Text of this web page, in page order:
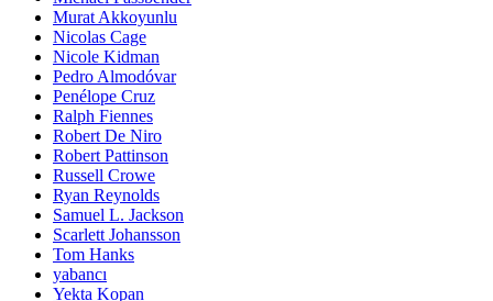
Murat Akkoyunlu
Nicolas Cage
Nicole Kidman
Pedro Almodóvar
Penélope Cruz
Ralph Fiennes
Robert De Niro
Robert Pattinson
Russell Crowe
Ryan Reynolds
Samuel L. Jackson
Scarlett Johansson
Tom Hanks
yabancı
Yekta Kopan